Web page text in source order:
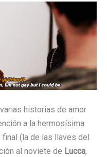
historias de amor
a la hermosísima
(la de las llaves del
al noviete de Lucca,